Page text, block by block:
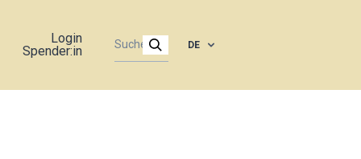
Login
Spender:in
DE